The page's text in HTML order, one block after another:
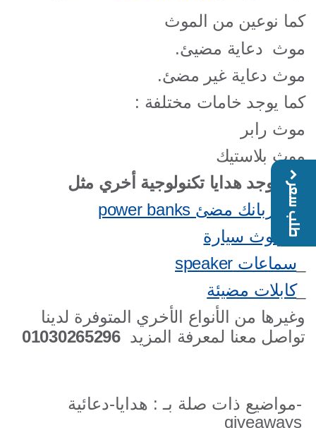
كما نوعين من الموث
موث دعاية مضيئ.
موث دعاية غير مضئ.
كما يوجد خامات مختلفة :
موث رابر
موث بلاستيك
كما يوجد هدايا تكنولوجية أخري مثل
باوربانك مضئpower banks
_بلوتوث سيارة
سماعات speaker
_كابلات مضيئة
وغيرها من الأنواع الأخري المتوفرة لدينا
تواصل معنا لمعرفة المزيد01030265296
طلب سعر
مواضيع ذات صلة بـ : هدايا-دعائية-
giveaways